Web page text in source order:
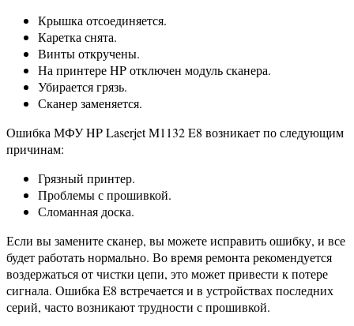
Крышка отсоединяется.
Каретка снята.
Винты откручены.
На принтере HP отключен модуль сканера.
Убирается грязь.
Сканер заменяется.
Ошибка МФУ HP Laserjet M1132 E8 возникает по следующим
причинам:
Грязный принтер.
Проблемы с прошивкой.
Сломанная доска.
Если вы замените сканер, вы можете исправить ошибку, и все
будет работать нормально. Во время ремонта рекомендуется
воздержаться от чистки цепи, это может привести к потере
сигнала. Ошибка E8 встречается и в устройствах последних
серий, часто возникают трудности с прошивкой.